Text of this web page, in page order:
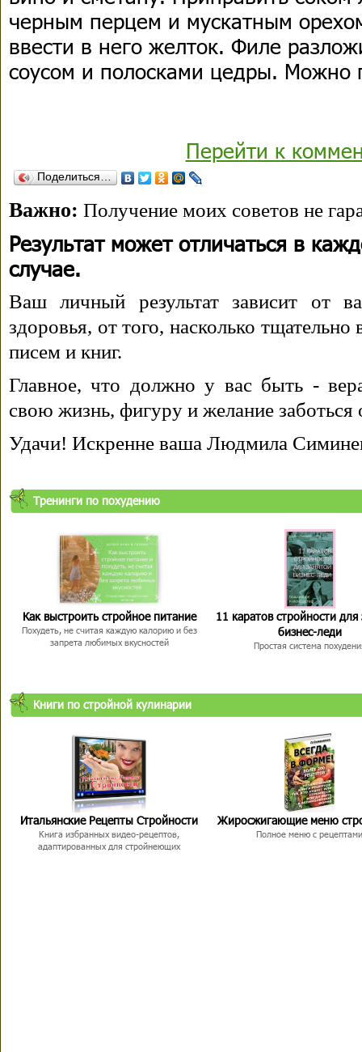
черным перцем и мускатным
ввести в него желток. Филе
соусом и полосками цедры. Можно
Перейти к
Поделиться…
Важно: Получение моих советов не
Результат может отличаться в
случае.
Ваш личный результат зависит от
здоровья, от того, насколько
писем и книг.
Главное, что должно у вас быть -
свою жизнь, фигуру и желание заботься
Удачи! Искренне ваша Людмила
Тренинги по похудению
Как выстроить стройное питание
Похудеть, не считая каждую калорию и без
запрета любимых вкусностей
11 каратов стройности для
бизнес-леди
Простая система
Книги по стройной кулинарии
Итальянские Рецепты Стройности
Книга избранных видео-рецептов,
адаптированных для стройнеющих
Жиросжигающие меню
Полное меню с рецептами